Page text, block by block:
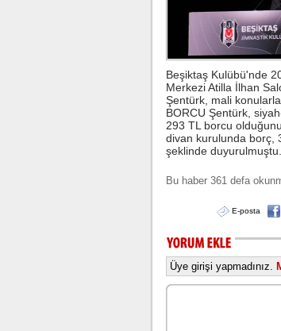
Beşiktaş Kulübü'nde
Merkezi Atilla İlhan
Şentürk, mali
BORCU Şentürk,
293 TL borcu
divan kurulunda borç,
şeklinde duyurulmuştu.
Bu haber 361 defa
E-posta
Üye girişi yapmadınız.